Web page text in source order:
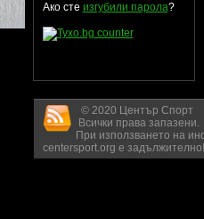
Ако сте изгубили парола?
© 2020 Център Спорт
Всички права запазени.
При използването на
centersport.org е задължително!